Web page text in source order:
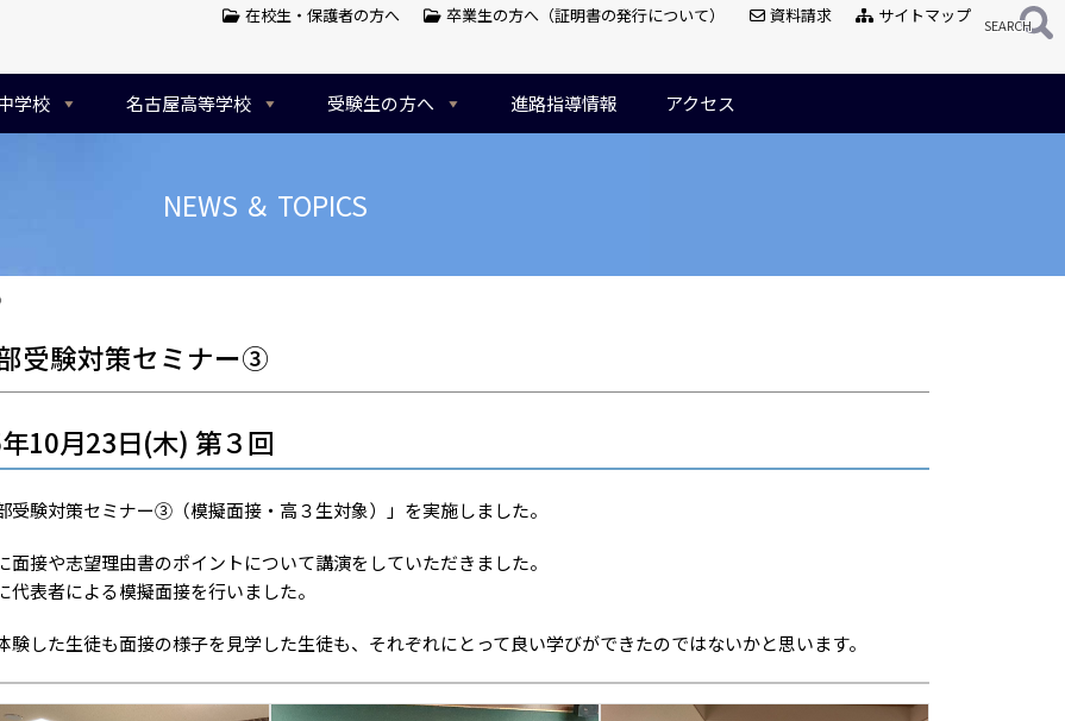
学校 名古屋高等学校 受験生の方へ 進路指導情報 アクセス
在校生・保護者の方へ 卒業生の方へ（証明書の発行について） 資料請求 サイトマップ
NEWS ＆ TOPICS
受験対策セミナー③
10月23日(木) 第３回
受験対策セミナー③（模擬面接・高３生対象）」を実施しました。
接や志望理由書のポイントについて講演をしていただきました。
表者による模擬面接を行いました。
験した生徒も面接の様子を見学した生徒も、それぞれにとって良い学びができたのではないかと思います。